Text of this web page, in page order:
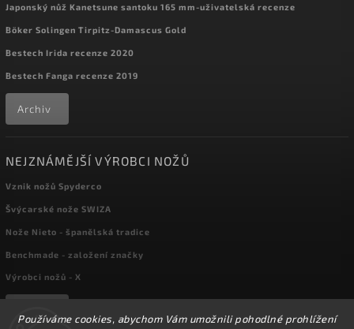
Používáme cookies, abychom Vám umožnili pohodlné prohlížení
Japonský nůž Kanetsune santoku 165 mm-uživatelská recenze
Böker Solingen Tirpitz-Damascus Gold
Bestech Irida recenze 2020
Bestech Fanga recenze 2019
Archiv
NEJZNÁMĚJŠÍ VÝROBCI NOŽŮ
Vznik nožů Spyderco
Švýcarské nože SWIZA
Nože Nieto - španělská tradice
Benchmade - založení značky
Výrobci nožů - X